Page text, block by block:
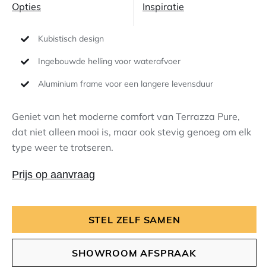
Opties Inspiratie
Kubistisch design
Ingebouwde helling voor waterafvoer
Aluminium frame voor een langere levensduur
Geniet van het moderne comfort van Terrazza Pure,
dat niet alleen mooi is, maar ook stevig genoeg om elk
type weer te trotseren.
Prijs op aanvraag
STEL ZELF SAMEN
SHOWROOM AFSPRAAK